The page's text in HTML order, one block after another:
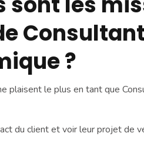
?
plaisent le plus en tant que
du client et voir leur projet de